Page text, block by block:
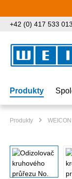
+42 (0) 417 533
Produkty
Produkty
Přeskočit galerii